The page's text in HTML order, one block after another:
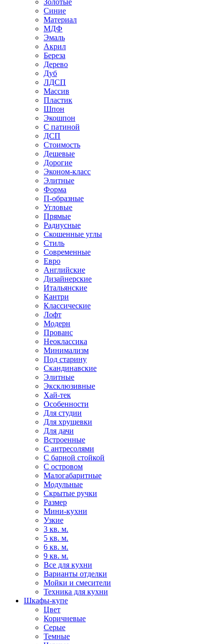
Золотые
Синие
Материал
МДФ
Эмаль
Акрил
Береза
Дерево
Дуб
ЛДСП
Массив
Пластик
Шпон
Экошпон
С патиной
ДСП
Стоимость
Дешевые
Дорогие
Эконом-класс
Элитные
Форма
П-образные
Угловые
Прямые
Радиусные
Скошенные углы
Стиль
Современные
Евро
Английские
Дизайнерские
Итальянские
Кантри
Классические
Лофт
Модерн
Прованс
Неоклассика
Минимализм
Под старину
Скандинавские
Элитные
Эксклюзивные
Хай-тек
Особенности
Для студии
Для хрущевки
Для дачи
Встроенные
С антресолями
С барной стойкой
С островом
Малогабаритные
Модульные
Скрытые ручки
Размер
Мини-кухни
Узкие
3 кв. м.
5 кв. м.
6 кв. м.
9 кв. м.
Все для кухни
Варианты отделки
Мойки и смесители
Техника для кухни
Шкафы-купе
Цвет
Коричневые
Серые
Темные